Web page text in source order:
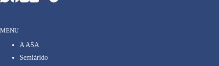
MENU
A ASA
Semiárido